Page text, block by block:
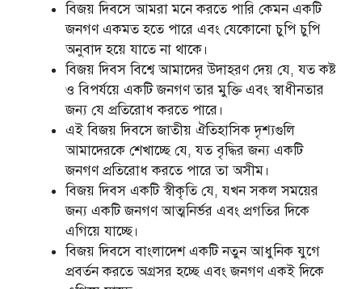
বিজয় দিবসে আমরা মনে করতে পারি কেমন একটি
জনগণ একমত হতে পারে এবং যেকোনো চুপি চুপি
অনুবাদ হয়ে যাতে না থাকে।
বিজয় দিবস বিশ্বে আমাদের উদাহরণ দেয় যে, যত কষ্ট
ও বিপর্যয়ে একটি জনগণ তার মুক্তি এবং স্বাধীনতার
জন্য যে প্রতিরোধ করতে পারে।
এই বিজয় দিবসে জাতীয় ঐতিহাসিক দৃশ্যগুলি
আমাদেরকে শেখাচ্ছে যে, যত বৃদ্ধির জন্য একটি
জনগণ প্রতিরোধ করতে পারে তা অসীম।
বিজয় দিবস একটি স্বীকৃতি যে, যখন সকল সময়ের
জন্য একটি জনগণ আত্মনির্ভর এবং প্রগতির দিকে
এগিয়ে যাচ্ছে।
বিজয় দিবসে বাংলাদেশ একটি নতুন আধুনিক যুগে
প্রবর্তন করতে অগ্রসর হচ্ছে এবং জনগণ একই দিকে